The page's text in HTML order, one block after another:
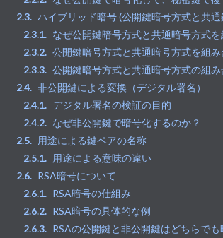
ハイブリッド暗号 (公開鍵暗号方式と共
なぜ公開鍵暗号方式と共通暗号方式
公開鍵暗号方式と共通暗号方式を組
公開鍵暗号方式と共通暗号方式の組
非公開鍵による変換（デジタル署名）
デジタル署名の検証の目的
なぜ非公開鍵で暗号化するのか？
用途による鍵ペアの名称
用途による意味の違い
RSA暗号について
RSA暗号の仕組み
RSA暗号の具体的な例
RSAの公開鍵と非公開鍵はどちらで